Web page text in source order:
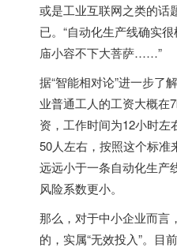
或是工业互联网之类的话
已。“自动化生产线确实
庙小容不下大菩萨……”
据“智能相对论”进一步了
业普通工人的工资大概在
资，工作时间为12小时左
50人左右，按照这个标准
远远小于一条自动化生产
风险系数更小。
那么，对于中小企业而言
的，实属“无效投入”。目